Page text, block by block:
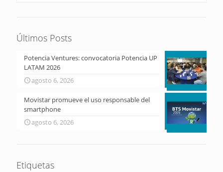
Últimos Posts
Potencia Ventures: convocatoria Potencia UP
LATAM 2026
agosto 6, 2026
Movistar promueve el uso responsable del
smartphone
agosto 6, 2026
Etiquetas